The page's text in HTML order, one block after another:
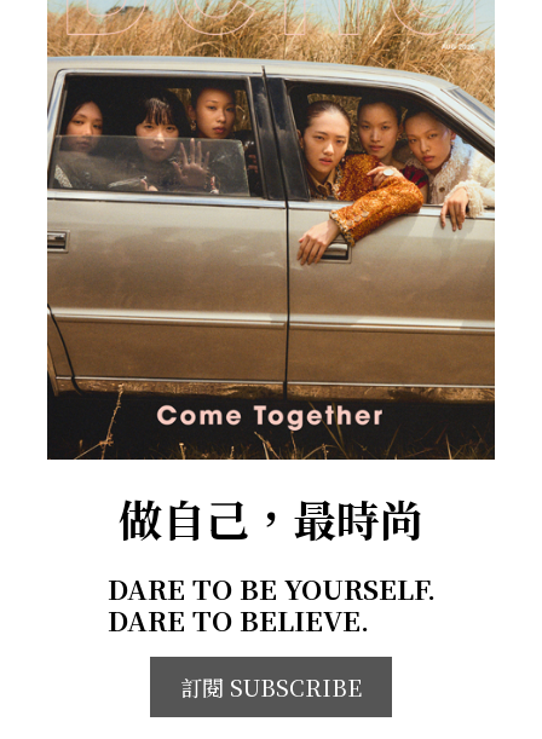
做自己，最時尚
DARE TO BE YOURSELF.
DARE TO BELIEVE.
訂閱 SUBSCRIBE